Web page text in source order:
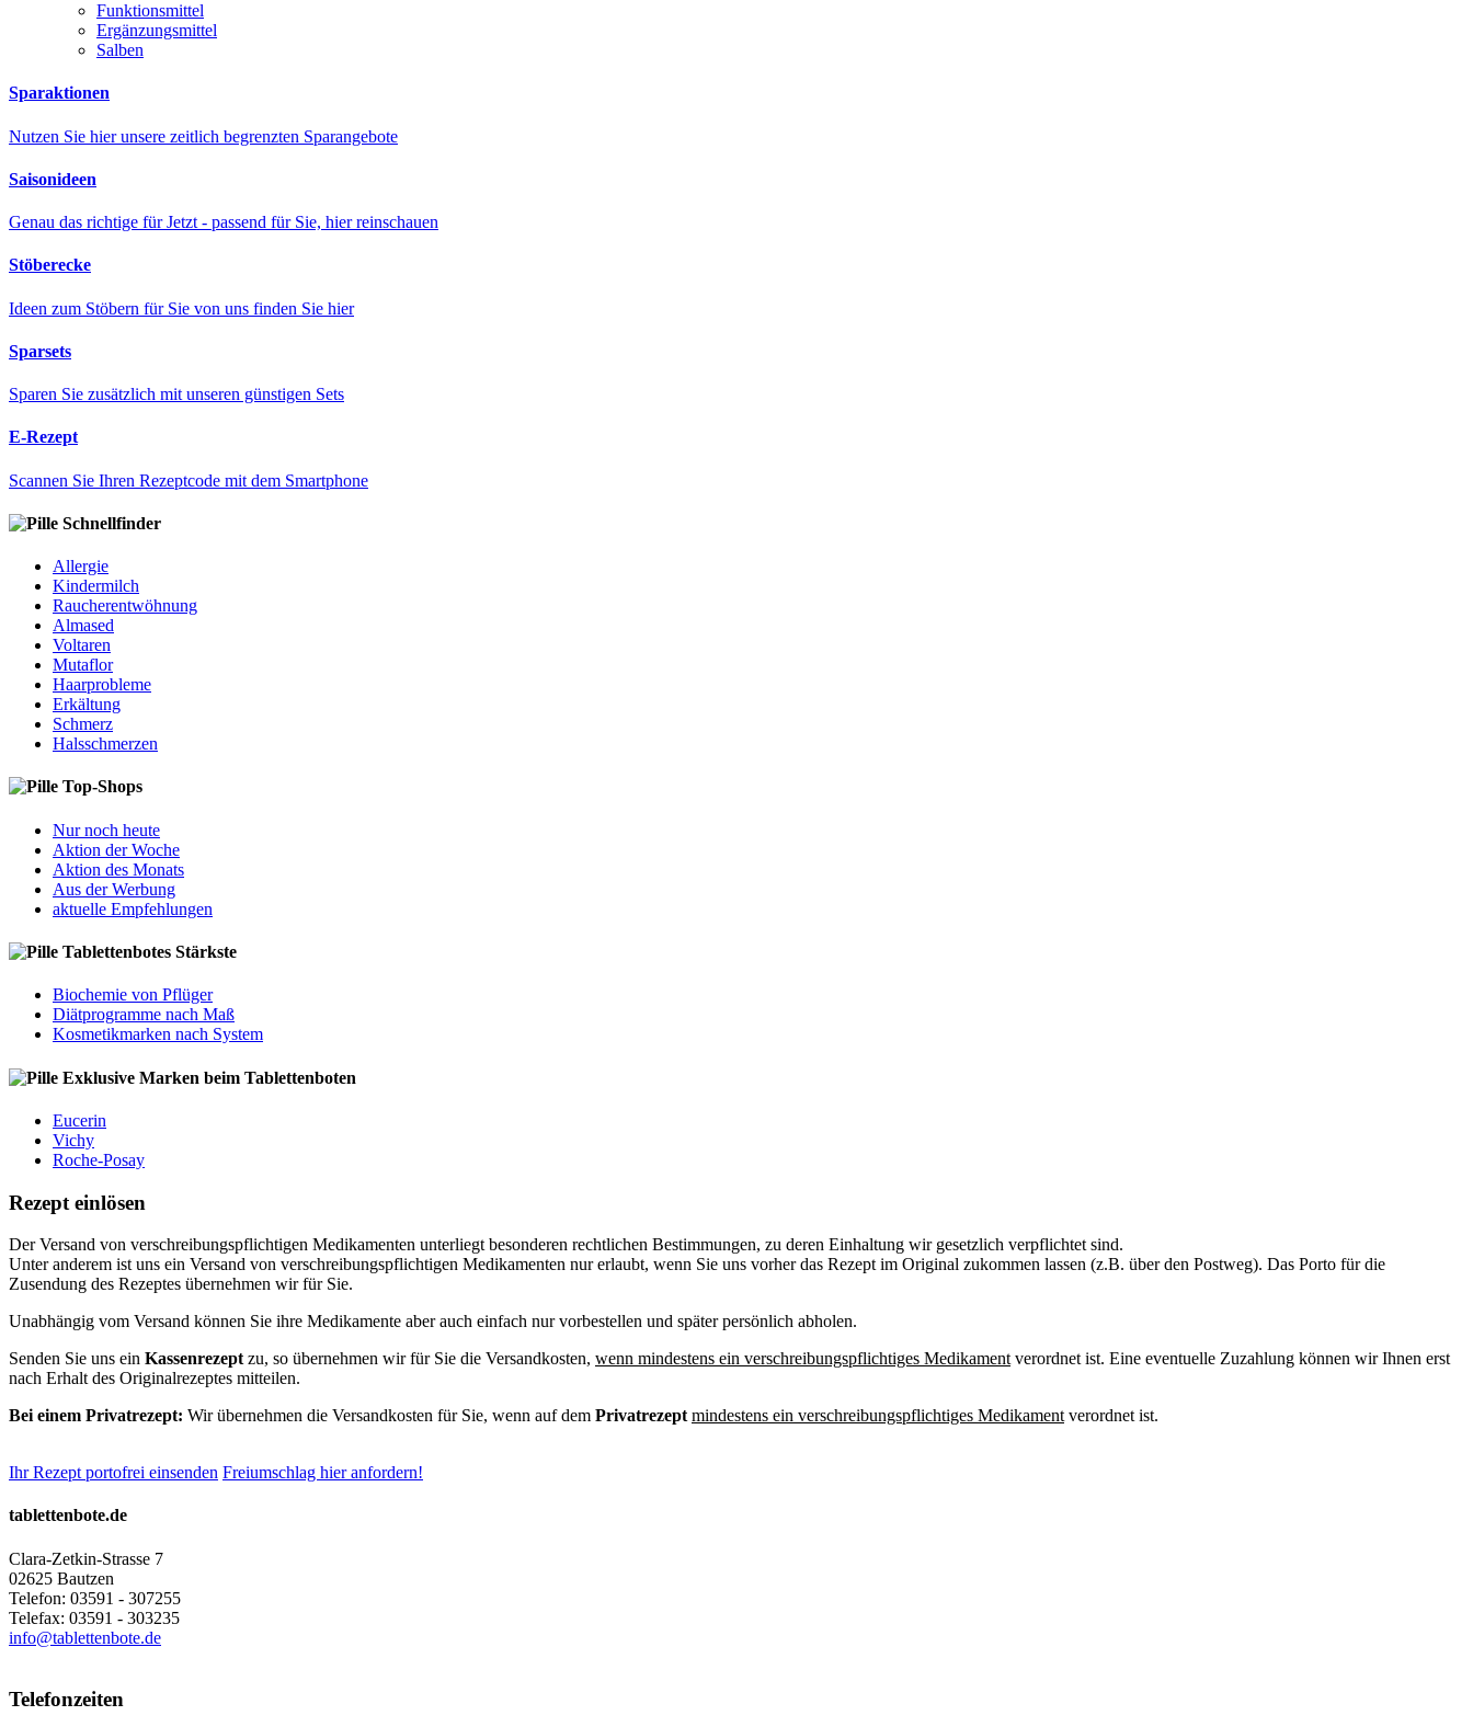
Funktionsmittel
Ergänzungsmittel
Salben
Sparaktionen
Nutzen Sie hier unsere zeitlich begrenzten Sparangebote
Saisonideen
Genau das richtige für Jetzt - passend für Sie, hier reinschauen
Stöberecke
Ideen zum Stöbern für Sie von uns finden Sie hier
Sparsets
Sparen Sie zusätzlich mit unseren günstigen Sets
E-Rezept
Scannen Sie Ihren Rezeptcode mit dem Smartphone
Schnellfinder
Allergie
Kindermilch
Raucherentwöhnung
Almased
Voltaren
Mutaflor
Haarprobleme
Erkältung
Schmerz
Halsschmerzen
Top-Shops
Nur noch heute
Aktion der Woche
Aktion des Monats
Aus der Werbung
aktuelle Empfehlungen
Tablettenbotes Stärkste
Biochemie von Pflüger
Diätprogramme nach Maß
Kosmetikmarken nach System
Exklusive Marken beim Tablettenboten
Eucerin
Vichy
Roche-Posay
Rezept einlösen
Der Versand von verschreibungspflichtigen Medikamenten unterliegt besonderen rechtlichen Bestimmungen, zu deren Einhaltung wir gesetzlich verpflichtet sind.
Unter anderem ist uns ein Versand von verschreibungspflichtigen Medikamenten nur erlaubt, wenn Sie uns vorher das Rezept im Original zukommen lassen (z.B. über den Postweg). Das Porto für die
Zusendung des Rezeptes übernehmen wir für Sie.
Unabhängig vom Versand können Sie ihre Medikamente aber auch einfach nur vorbestellen und später persönlich abholen.
Senden Sie uns ein Kassenrezept zu, so übernehmen wir für Sie die Versandkosten, wenn mindestens ein verschreibungspflichtiges Medikament verordnet ist. Eine eventuelle Zuzahlung können wir Ihnen erst
nach Erhalt des Originalrezeptes mitteilen.
Bei einem Privatrezept: Wir übernehmen die Versandkosten für Sie, wenn auf dem Privatrezept mindestens ein verschreibungspflichtiges Medikament verordnet ist.
Ihr Rezept portofrei einsenden Freiumschlag hier anfordern!
tablettenbote.de
Clara-Zetkin-Strasse 7
02625 Bautzen
Telefon: 03591 - 307255
Telefax: 03591 - 303235
info@tablettenbote.de
Telefonzeiten